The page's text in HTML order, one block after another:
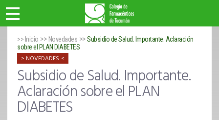
>> Inicio >> Novedades >>Subsidio de Salud. Importante. Aclaración
sobre el PLAN DIABETES
NOVEDADES
Subsidio de Salud. Importante.
Aclaración sobre el PLAN
DIABETES